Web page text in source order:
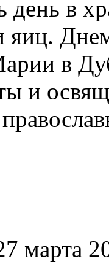
день в
яиц.
в
и
марта